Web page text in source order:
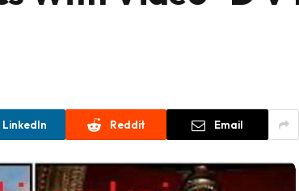
LinkedIn Reddit Email